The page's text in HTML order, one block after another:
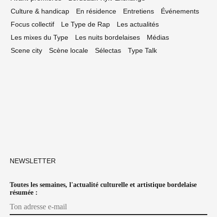
Culture & handicap
En résidence Entretiens
Événements
Focus collectif
Le Type de Rap
Les actualités
Les mixes du Type
Les nuits bordelaises
Médias
Scene city
Scène locale Sélectas Type Talk
NEWSLETTER
Toutes les semaines, l'actualité culturelle et artistique bordelaise
résumée :